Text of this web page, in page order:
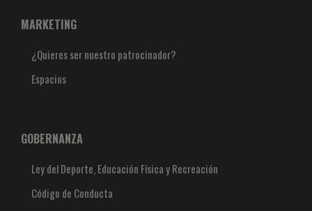
MARKETING
¿Quieres ser nuestro patrocinador?
Espacios
GOBERNANZA
Ley del Deporte, Educación Física y Recreación
Código de Conducta